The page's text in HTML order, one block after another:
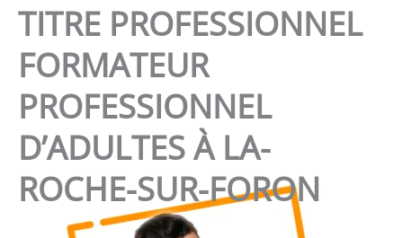
TITRE PROFESSIONNEL
FORMATEUR
PROFESSIONNEL
D’ADULTES À LA-
ROCHE-SUR-FORON